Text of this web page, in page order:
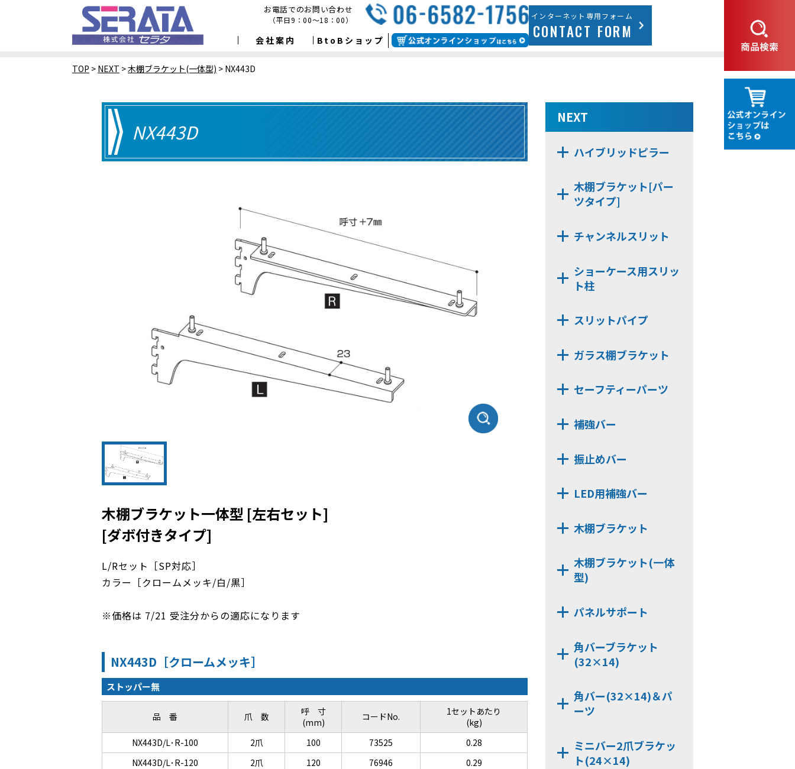
お電話でのお問い合わせ
（平日9：00～18：00）
会社案内 BtoBショップ
インターネット専用フォーム
CONTACT FORM
TOP > NEXT >木棚ブラケット(一体型) > NX443D
NX443D
木棚ブラケット一体型 [左右セット]
[ダボ付きタイプ]
L/Rセット［SP対応］
カラー［クロームメッキ/白/黒］
※価格は 7/21 受注分からの適応になります
NX443D［クロームメッキ］
ストッパー無
品 番 爪 数
呼 寸
(mm)
コードNo.
1セットあたり
(kg)
NX443D/L･R-100
2爪 100 73525
0.28
NX443D/L･R-120
2爪 120 76946
0.29
NEXT
ハイブリッドピラー
木棚ブラケット[パー
ツタイプ]
NX482
NX482D
チャンネルスリット
NH17
NH20
NY11
D251
D252
TN14
TN114
ショーケース用スリッ
ト柱
N24
N32
スリットパイプ
角パイプ Tタイプ
長角パイプ Rタイプ
長角パイプ Tタイプ
角パイプ Rタイプ
ガラス棚ブラケット
NX13
NX122
NX22
NX24
NX12
セーフティーパーツ
NS13P
NXV13
NXV16
NJ13
LUS
補強バー
CLP13J
CLP13
HKBS162
HKB162
HKBS166
HKB166
振止めバー
CLP99
CLP99D
HKBS159B
HKB159B
CLP159T
HKBS99
LED用補強バー
HKB142
木棚ブラケット
NX414
NX423
NX412
木棚ブラケット(一体
型)
NX444
NX443
NX443D
パネルサポート
NX3336
NX3000-Z102
NX3312
角バーブラケット
(32×14)
NX7326BB
NX9322BB
NX9326BB
角バー(32×14)＆パ
ーツ
JCP320
ミニバー2爪ブラケッ
ト(24×14)